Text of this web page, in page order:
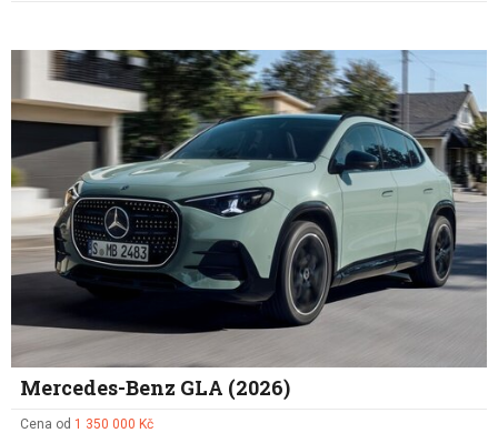
Mercedes-Benz GLA (2026)
Cena od 1 350 000 Kč